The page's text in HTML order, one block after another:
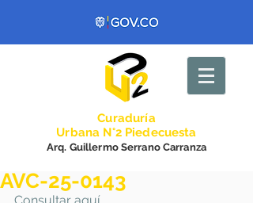
Curaduría
Urbana N°2 Piedecuesta
Arq. Guillermo Serrano Carranza
AVC-25-0143